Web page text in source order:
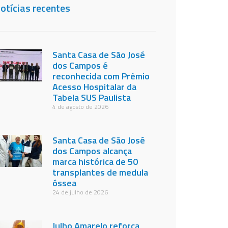
recentes
Santa Casa de São José
dos Campos é
reconhecida com Prêmio
Acesso Hospitalar da
Tabela SUS Paulista
4 de agosto de 2026
Santa Casa de São José
dos Campos alcança
marca histórica de 50
transplantes de medula
óssea
24 de julho de 2026